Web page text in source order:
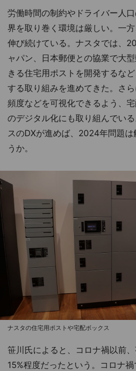
労働時間の制約やドライバー人
界を取り巻く環境は厳しい。一
伸び続けている。ナスタでは、
ャパン、日本郵便との協業で大
きる住宅用ポストを開発するな
する取り組みを進めてきた。さ
頻度などを可視化できるよう、
のデジタル化にも取り組んでい
スのDXが進めば、2024年問題
うか。
ナスタの住宅用ポストや宅配ボックス
笹川氏によると、コロナ禍以前
15%程度だったという。コロナ